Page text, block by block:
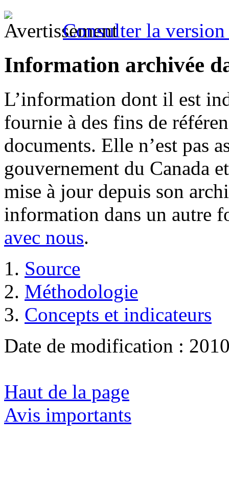
Consulter la
Information archivée
L’information dont il est
fournie à des fins de
documents. Elle n’est pas
gouvernement du Canada
mise à jour depuis son
information dans un autre
avec nous.
Source
Méthodologie
Concepts et indicateurs
Date de modification :
Haut de la page
Avis importants